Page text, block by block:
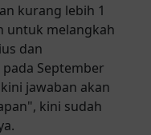
kurang lebih 1
untuk melangkah
dan
September
jawaban akan
kini sudah